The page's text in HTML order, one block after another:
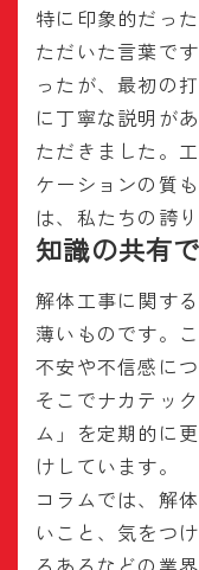
特に印象的だっ
ただいた言葉で
ったが、最初の
に丁寧な説明が
ただきました。
ケーションの質
は、私たちの誇り
知識の共有
解体工事に関す
薄いものです。
不安や不信感に
そこでナカテッ
ム」を定期的に
けしています。
コラムでは、解
いこと、気をつ